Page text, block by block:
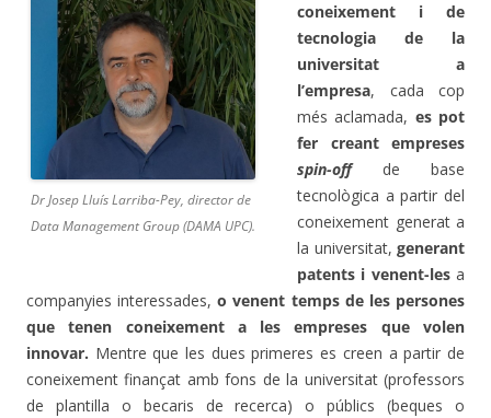
Dr Josep Lluís Larriba-Pey, director de
Data Management Group (DAMA UPC).
coneixement i de
tecnologia de la
universitat a
l’empresa, cada cop
més aclamada, es pot
fer creant empreses
spin-off de base
tecnològica a partir del
coneixement generat a
la universitat, generant
patents i venent-lesa
companyies interessades,o venent temps de les persones
que tenen coneixement a les empreses que volen
innovar. Mentre que les dues primeres es creen a partir de
coneixement finançat amb fons de la universitat (professors
de plantilla o becaris de recerca) o públics (beques o